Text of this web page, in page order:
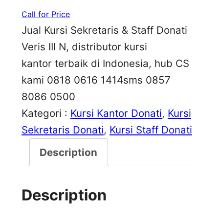
Call for Price
Jual Kursi Sekretaris & Staff Donati
Veris III N, distributor kursi
kantor terbaik di Indonesia, hub CS
kami 0818 0616 1414sms 0857
8086 0500
Kategori : Kursi Kantor Donati, Kursi
Sekretaris Donati, Kursi Staff Donati
Description
Description